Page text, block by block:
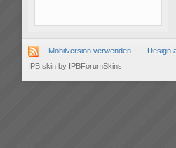
Mobilversion verwenden Design
IPB skin by IPBForumSkins